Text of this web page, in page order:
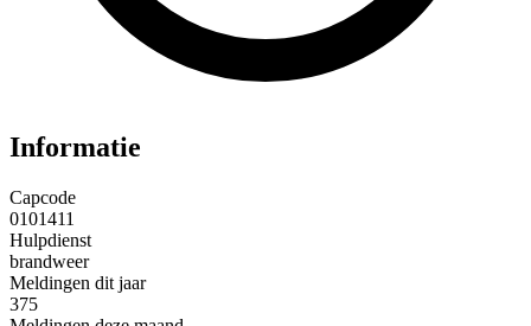
Informatie
Capcode
0101411
Hulpdienst
brandweer
Meldingen dit jaar
375